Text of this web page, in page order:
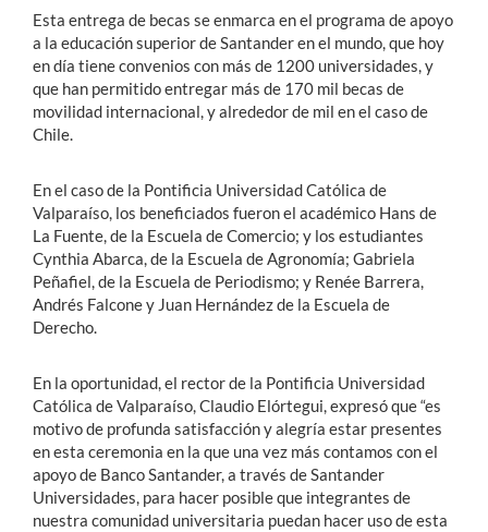
Esta entrega de becas se enmarca en el programa de apoyo
a la educación superior de Santander en el mundo, que hoy
en día tiene convenios con más de 1200 universidades, y
que han permitido entregar más de 170 mil becas de
movilidad internacional, y alrededor de mil en el caso de
Chile.
En el caso de la Pontificia Universidad Católica de
Valparaíso, los beneficiados fueron el académico Hans de
La Fuente, de la Escuela de Comercio; y los estudiantes
Cynthia Abarca, de la Escuela de Agronomía; Gabriela
Peñafiel, de la Escuela de Periodismo; y Renée Barrera,
Andrés Falcone y Juan Hernández de la Escuela de
Derecho.
En la oportunidad, el rector de la Pontificia Universidad
Católica de Valparaíso, Claudio Elórtegui, expresó que “es
motivo de profunda satisfacción y alegría estar presentes
en esta ceremonia en la que una vez más contamos con el
apoyo de Banco Santander, a través de Santander
Universidades, para hacer posible que integrantes de
nuestra comunidad universitaria puedan hacer uso de esta